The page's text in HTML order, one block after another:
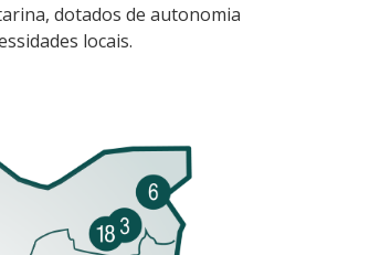
dotados de autonomia
locais.